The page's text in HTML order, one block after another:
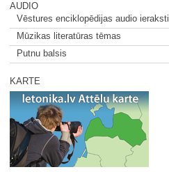
AUDIO
Vēstures enciklopēdijas audio ieraksti
Mūzikas literatūras tēmas
Putnu balsis
KARTE